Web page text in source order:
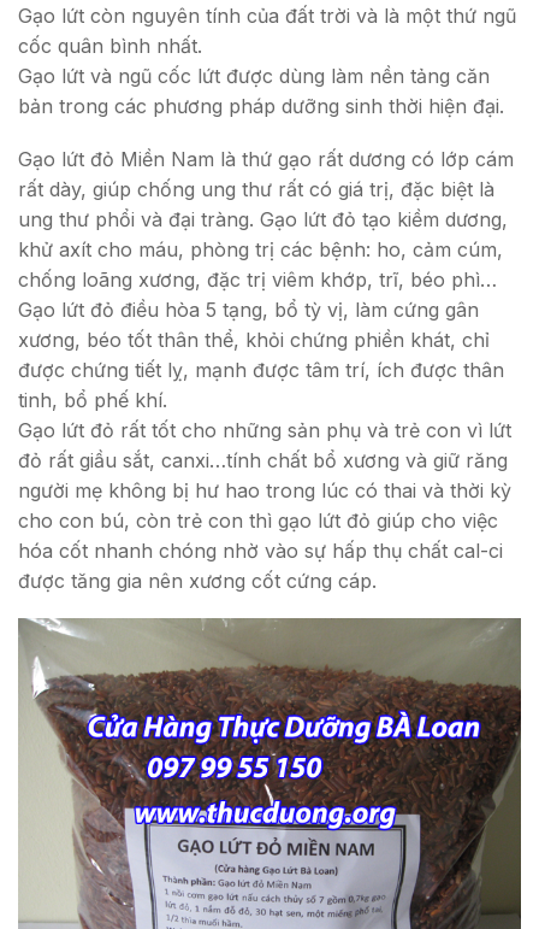
Gạo lứt còn nguyên tính của đất trời và là một thứ ngũ
cốc quân bình nhất.
Gạo lứt và ngũ cốc lứt được dùng làm nền tảng căn
bản trong các phương pháp dưỡng sinh thời hiện đại.
Gạo lứt đỏ Miền Nam là thứ gạo rất dương có lớp cám
rất dày, giúp chống ung thư rất có giá trị, đặc biệt là
ung thư phổi và đại tràng. Gạo lứt đỏ tạo kiềm dương,
khử axít cho máu, phòng trị các bệnh: ho, cảm cúm,
chống loãng xương, đặc trị viêm khớp, trĩ, béo phì…
Gạo lứt đỏ điều hòa 5 tạng, bổ tỳ vị, làm cứng gân
xương, béo tốt thân thể, khỏi chứng phiền khát, chỉ
được chứng tiết lỵ, mạnh được tâm trí, ích được thân
tinh, bổ phế khí.
Gạo lứt đỏ rất tốt cho những sản phụ và trẻ con vì lứt
đỏ rất giầu sắt, canxi…tính chất bổ xương và giữ răng
người mẹ không bị hư hao trong lúc có thai và thời kỳ
cho con bú, còn trẻ con thì gạo lứt đỏ giúp cho việc
hóa cốt nhanh chóng nhờ vào sự hấp thụ chất cal-ci
được tăng gia nên xương cốt cứng cáp.